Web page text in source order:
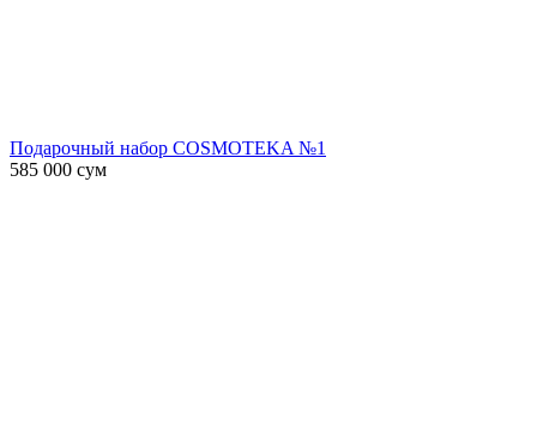
Подарочный набор COSMOTEKA №1
585 000 сум